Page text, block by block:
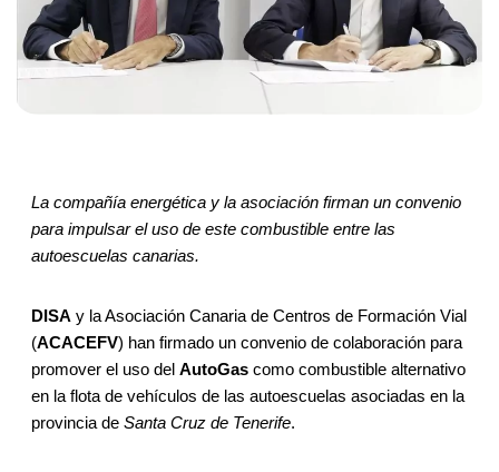
La compañía energética y la asociación firman un convenio
para impulsar el uso de este combustible entre las
autoescuelas canarias.
DISA y la Asociación Canaria de Centros de Formación Vial
(ACACEFV) han firmado un convenio de colaboración para
promover el uso del AutoGascomo combustible alternativo
en la flota de vehículos de las autoescuelas asociadas en la
provincia de Santa Cruz de Tenerife.